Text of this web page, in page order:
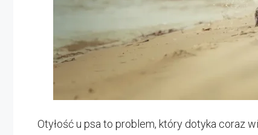
Otyłość u psa to problem, który dotyka coraz